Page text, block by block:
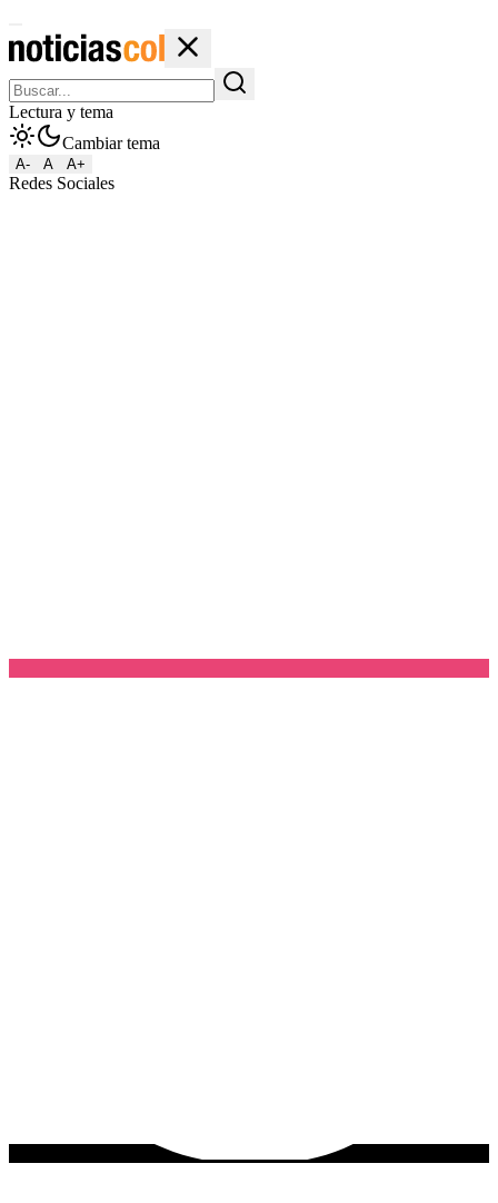
Lectura y tema
Cambiar tema
A- A A+
Redes Sociales